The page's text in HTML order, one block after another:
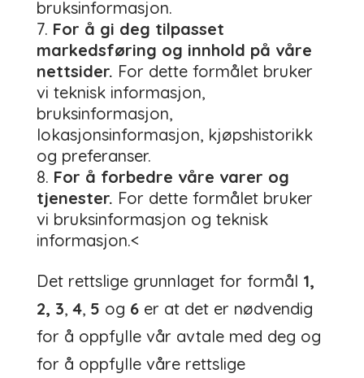
bruksinformasjon.
For å gi deg tilpasset
markedsføring og innhold på våre
nettsider. For dette formålet bruker
vi teknisk informasjon,
bruksinformasjon,
lokasjonsinformasjon, kjøpshistorikk
og preferanser.
For å forbedre våre varer og
tjenester. For dette formålet bruker
vi bruksinformasjon og teknisk
informasjon.<
Det rettslige grunnlaget for formål 1,
2, 3, 4, 5 og 6er at det er nødvendig
for å oppfylle vår avtale med deg og
for å oppfylle våre rettslige